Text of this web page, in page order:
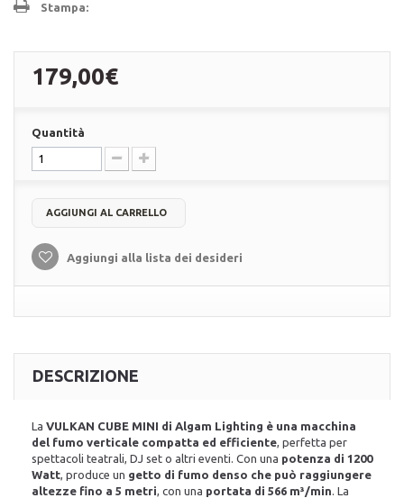
Stampa:
179,00€
Quantità
AGGIUNGI AL CARRELLO
Aggiungi alla lista dei desideri
DESCRIZIONE
La VULKAN CUBE MINI di Algam Lighting è una macchina
del fumo verticale compatta ed efficiente, perfetta per
spettacoli teatrali, DJ set o altri eventi. Con una potenza di 1200
Watt, produce un getto di fumo denso che può raggiungere
altezze fino a 5 metri, con una portata di 566 m³/min. La